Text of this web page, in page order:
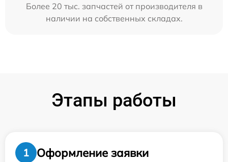
Более 20 тыс. запчастей от производителя в
наличии на собственных складах.
Этапы работы
1
Оформление заявки